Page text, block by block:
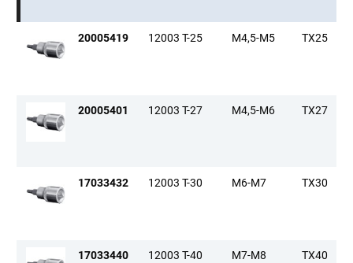
20005419 12003 T-25 M4,5-M5 TX25
20005401 12003 T-27 M4,5-M6 TX27
17033432 12003 T-30 M6-M7 TX30
17033440 12003 T-40 M7-M8 TX40